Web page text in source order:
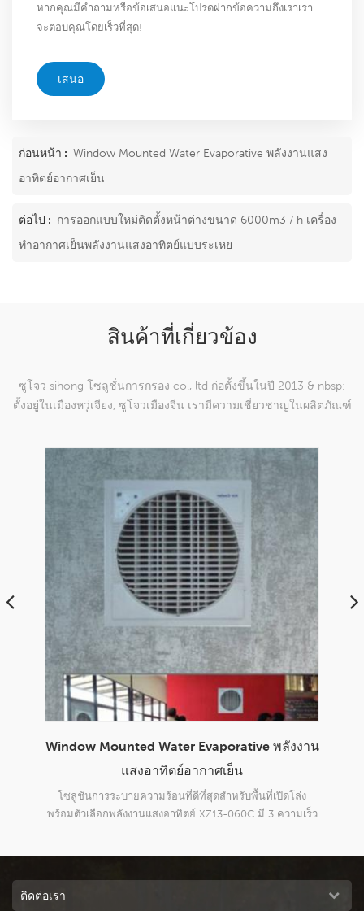
หากคุณมีคำถามหรือข้อเสนอแนะโปรดฝากข้อความถึงเราเรา
จะตอบคุณโดยเร็วที่สุด!
เสนอ
ก่อนหน้า : Window Mounted Water Evaporative พลังงานแสง
อาทิตย์อากาศเย็น
ต่อไป : การออกแบบใหม่ติดตั้งหน้าต่างขนาด 6000m3 / h เครื่อง
ทำอากาศเย็นพลังงานแสงอาทิตย์แบบระเหย
สินค้าที่เกี่ยวข้อง
ซูโจว sihong โซลูชั่นการกรอง co., ltd ก่อตั้งขึ้นในปี 2013 & nbsp;
ตั้งอยู่ในเมืองหวู่เจียง, ซูโจวเมืองจีน เรามีความเชี่ยวชาญในผลิตภัณฑ์
Window Mounted Water Evaporative พลังงาน
แสงอาทิตย์อากาศเย็น
โซลูชันการระบายความร้อนที่ดีที่สุดสำหรับพื้นที่เปิดโล่ง
พร้อมตัวเลือกพลังงานแสงอาทิตย์ XZ13-060C มี 3 ความเร็ว
ติดต่อเรา